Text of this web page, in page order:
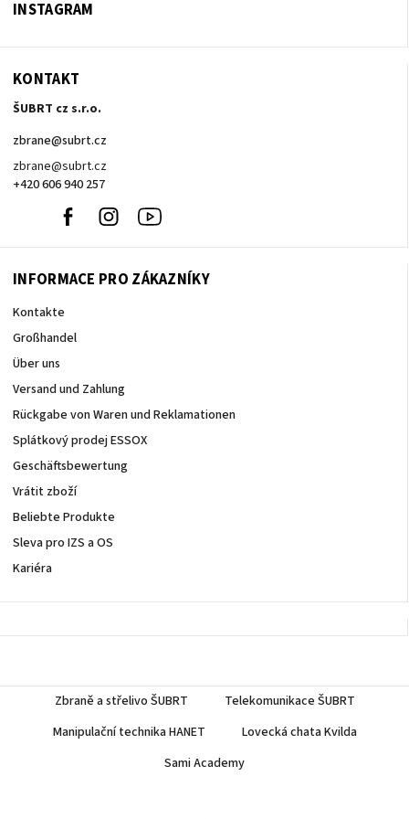
INSTAGRAM
KONTAKT
ŠUBRT cz s.r.o.
zbrane@subrt.cz
zbrane@subrt.cz
+420 606 940 257
+420
940
Facebook Instagram
INFORMACE PRO ZÁKAZNÍKY
Kontakte
Großhandel
Über uns
Versand und Zahlung
Rückgabe von Waren und Reklamationen
Splátkový prodej ESSOX
Geschäftsbewertung
Vrátit zboží
Beliebte Produkte
Sleva pro IZS a OS
Kariéra
Zbraně a střelivo ŠUBRT
Telekomunikace ŠUBRT
Manipulační technika HANET
Lovecká chata Kvilda
Sami Academy